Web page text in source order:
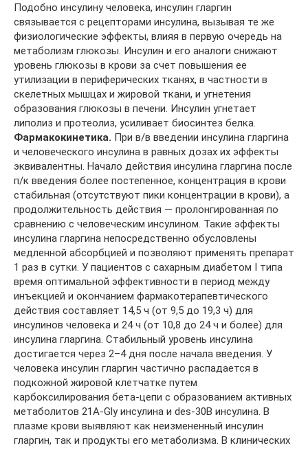
Подобно инсулину человека, инсулин гларгин
связывается с рецепторами инсулина, вызывая те же
физиологические эффекты, влияя в первую очередь на
метаболизм глюкозы. Инсулин и его аналоги снижают
уровень глюкозы в крови за счет повышения ее
утилизации в периферических тканях, в частности в
скелетных мышцах и жировой ткани, и угнетения
образования глюкозы в печени. Инсулин угнетает
липолиз и протеолиз, усиливает биосинтез белка.
Фармакокинетика. При в/в введении инсулина гларгина
и человеческого инсулина в равных дозах их эффекты
эквивалентны. Начало действия инсулина гларгина после
п/к введения более постепенное, концентрация в крови
стабильная (отсутствуют пики концентрации в крови), а
продолжительность действия — пролонгированная по
сравнению с человеческим инсулином. Такие эффекты
инсулина гларгина непосредственно обусловлены
медленной абсорбцией и позволяют применять препарат
1 раз в сутки. У пациентов с сахарным диабетом I типа
время оптимальной эффективности в период между
инъекцией и окончанием фармакотерапевтического
действия составляет 14,5 ч (от 9,5 до 19,3 ч) для
инсулинов человека и 24 ч (от 10,8 до 24 ч и более) для
инсулина гларгина. Стабильный уровень инсулина
достигается через 2–4 дня после начала введения. У
человека инсулин гларгин частично распадается в
подкожной жировой клетчатке путем
карбоксилирования бета-цепи с образованием активных
метаболитов 21А-Gly инсулина и des-30В инсулина. В
плазме крови выявляют как неизмененный инсулин
гларгин, так и продукты его метаболизма. В клинических